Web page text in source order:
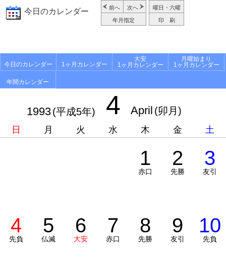
今日のカレンダー 前へ 次へ
年月指定
曜日・六曜
印 刷
今日のカレンダー 1ヶ月カレンダー
大安
1ヶ月カレンダー
月曜始まり
1ヶ月カレンダー
年間カレンダー
1993(平成5年) 4 April (卯月)
日 月 火 水 木 金 土
1
赤口
2
先勝
3
友引
4
先負
5
仏滅
6
大安
7
赤口
8
先勝
9
友引
10
先負